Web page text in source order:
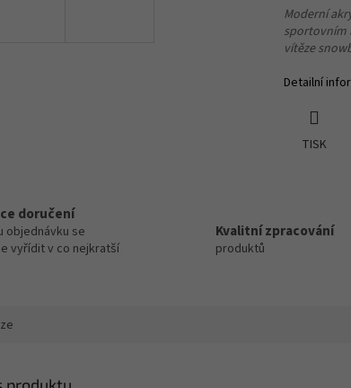
Moderní
sportovním
vítěze
Detailní
TISK
doručení
objednávku se
vyřídit v co nejkratší
Kvalitní zpracování
produktů